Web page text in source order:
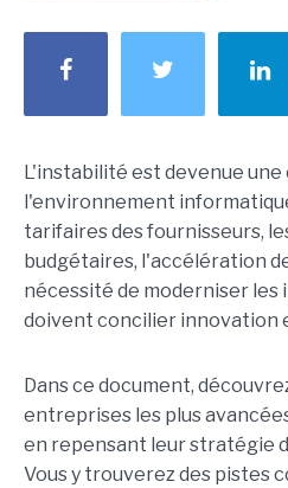
L'instabilité est devenue
l'environnement
tarifaires des fournisseurs,
budgétaires, l'accélération
nécessité de moderniser les
doivent concilier innovation
Dans ce document,
entreprises les plus
en repensant leur stratégie
Vous y trouverez des pistes